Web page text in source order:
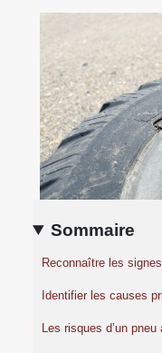
Sommaire
Reconnaître les
Identifier les causes
Les risques d’un pneu